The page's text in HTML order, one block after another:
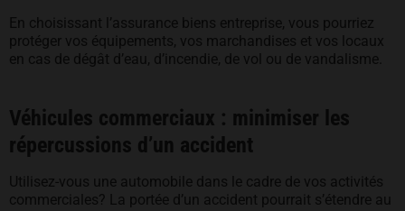
En choisissant l’assurance biens entreprise, vous pourriez
protéger vos équipements, vos marchandises et vos locaux
en cas de dégât d’eau, d’incendie, de vol ou de vandalisme.
Véhicules commerciaux : minimiser les
répercussions d’un accident
Utilisez-vous une automobile dans le cadre de vos activités
commerciales? La portée d’un accident pourrait s’étendre au